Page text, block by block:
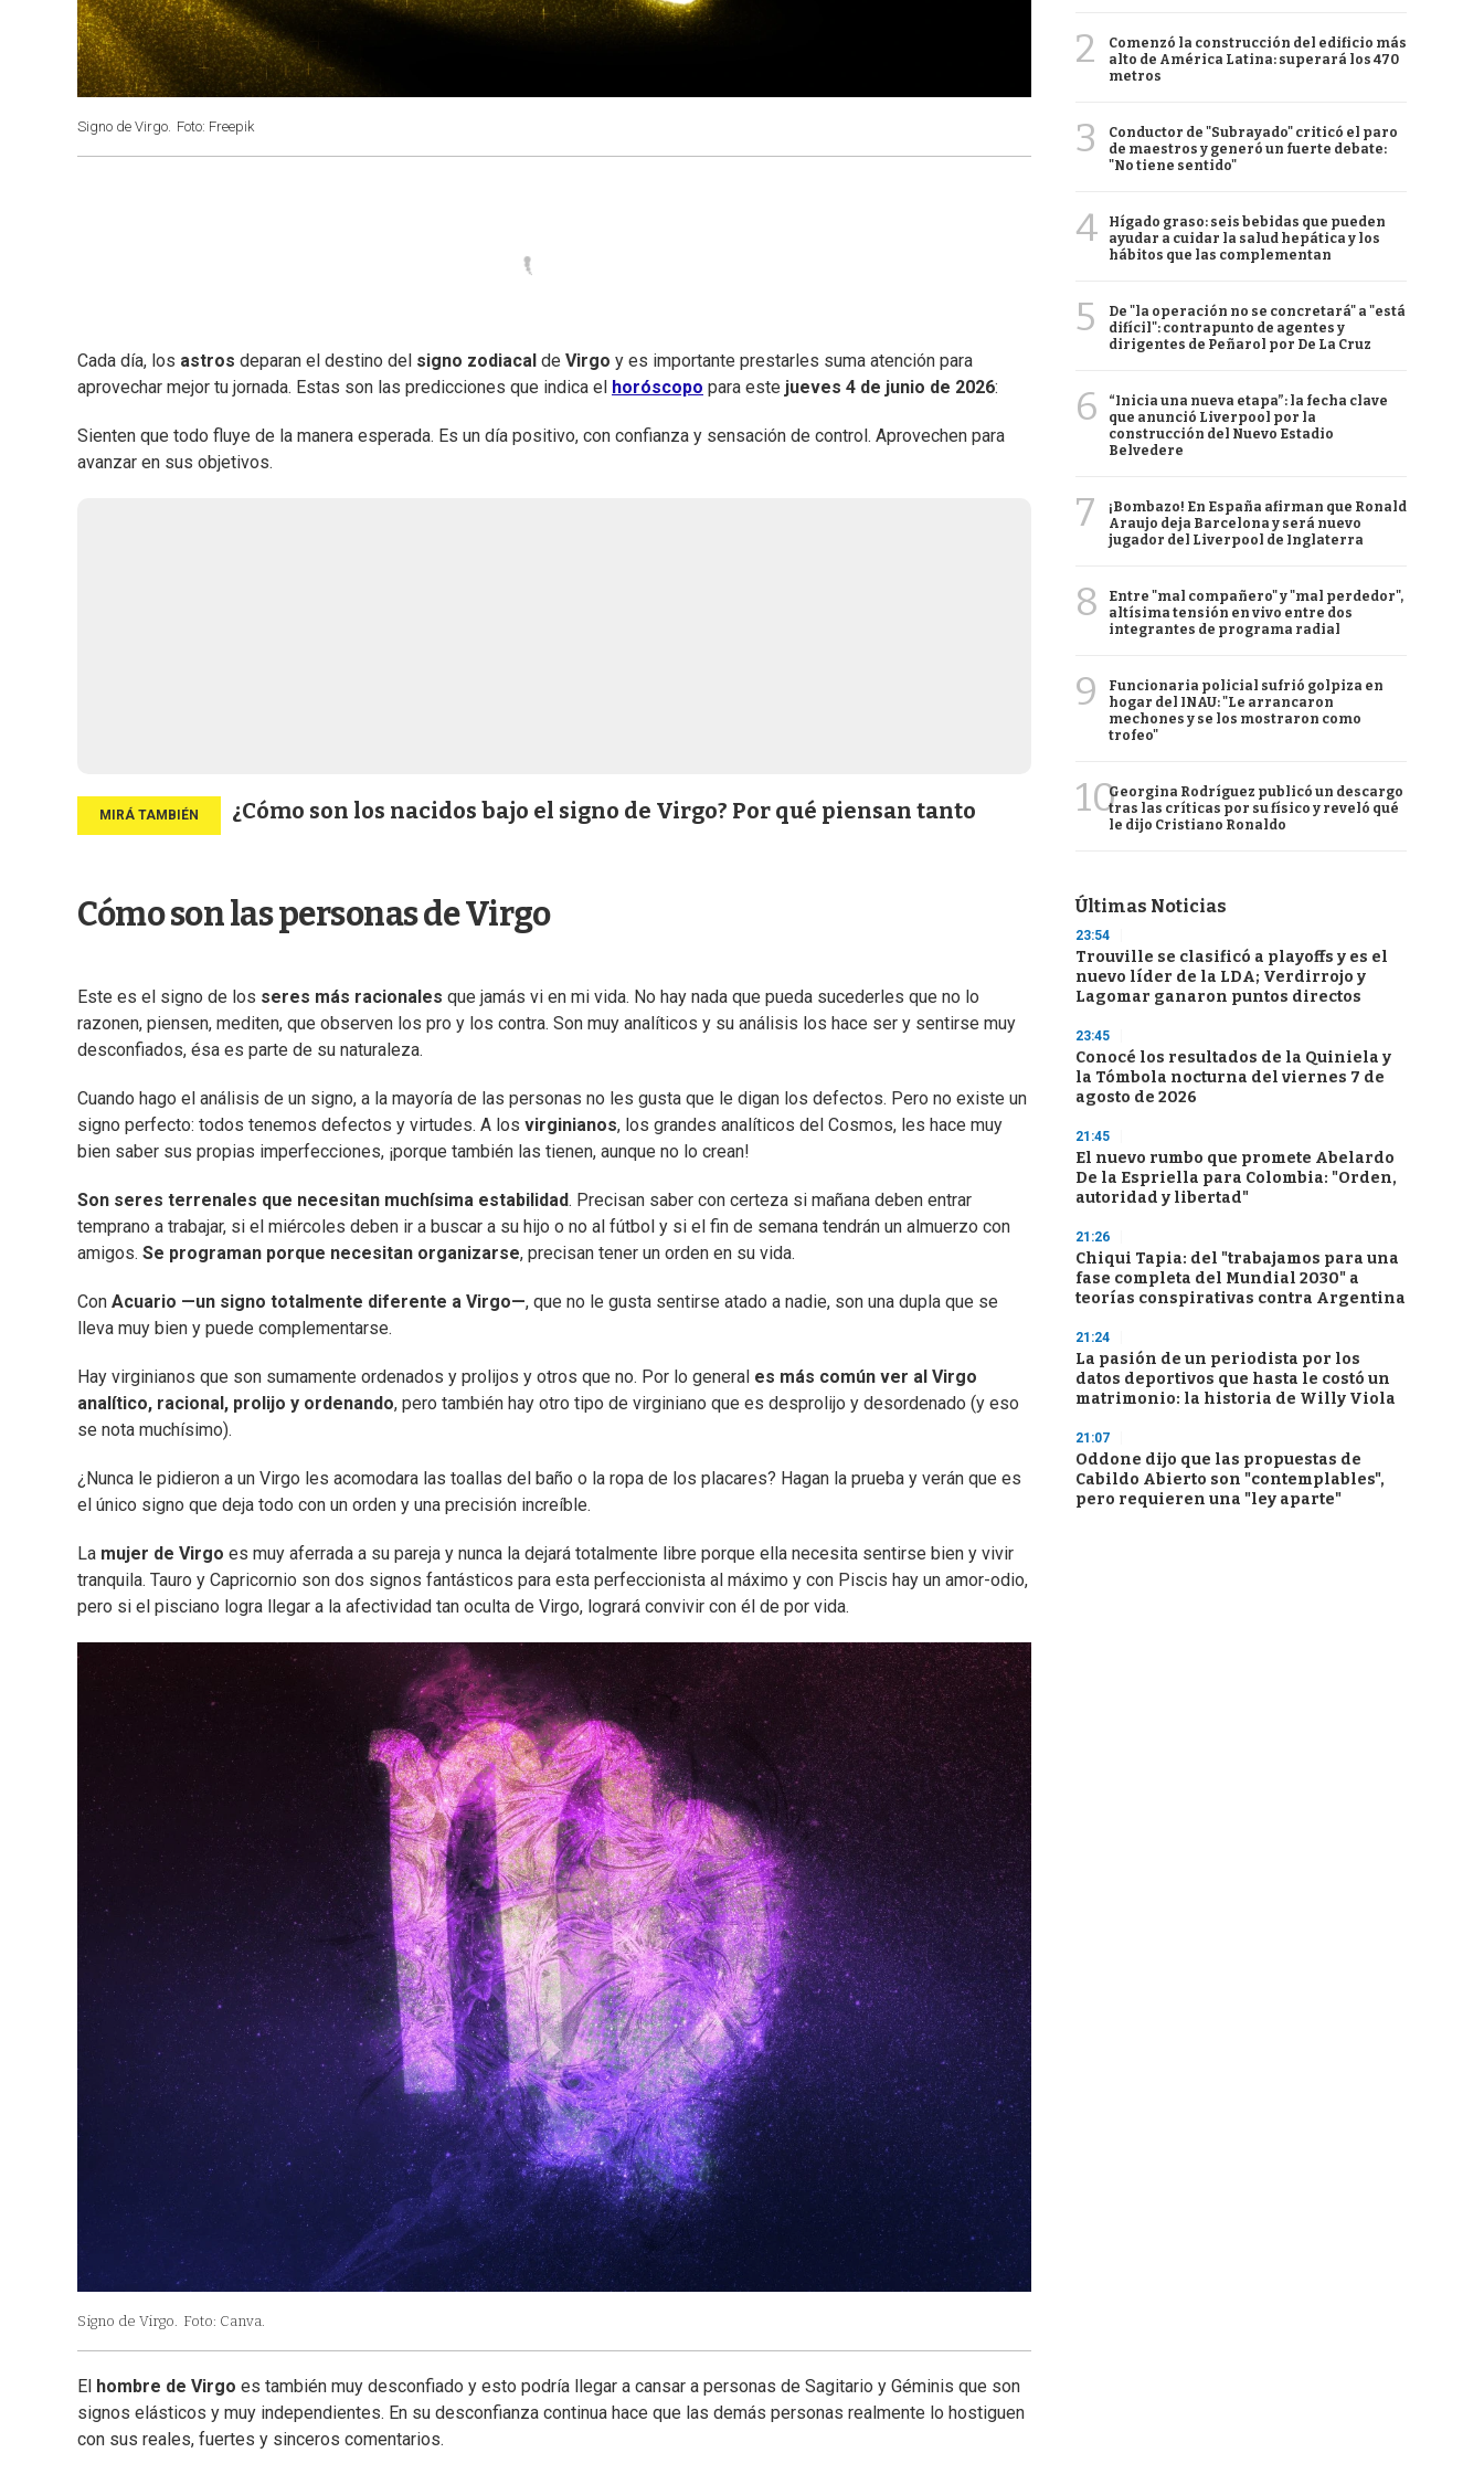
Signo de Virgo. Foto: Freepik
Cada día, los astros deparan el destino del signo zodiacal de Virgo y es importante prestarles suma atención para
aprovechar mejor tu jornada. Estas son las predicciones que indica el
horóscopo para este jueves 4 de junio de 2026:
Sienten que todo fluye de la manera esperada. Es un día positivo, con confianza y sensación de control. Aprovechen para
avanzar en sus objetivos.
¿Cómo son los nacidos bajo el signo de Virgo? Por qué piensan tanto
Cómo son las personas de Virgo
Este es el signo de los seres más racionales que jamás vi en mi vida. No hay nada que pueda sucederles que no lo
razonen, piensen, mediten, que observen los pro y los contra. Son muy analíticos y su análisis los hace ser y sentirse muy
desconfiados, ésa es parte de su naturaleza.
Cuando hago el análisis de un signo, a la mayoría de las personas no les gusta que le digan los defectos. Pero no existe un
signo perfecto: todos tenemos defectos y virtudes. A los virginianos, los grandes analíticos del Cosmos, les hace muy
bien saber sus propias imperfecciones, ¡porque también las tienen, aunque no lo crean!
Son seres terrenales que necesitan muchísima estabilidad. Precisan saber con certeza si mañana deben entrar
temprano a trabajar, si el miércoles deben ir a buscar a su hijo o no al fútbol y si el fin de semana tendrán un almuerzo con
amigos. Se programan porque necesitan organizarse, precisan tener un orden en su vida.
Con Acuario —un signo totalmente diferente a Virgo—, que no le gusta sentirse atado a nadie, son una dupla que se
lleva muy bien y puede complementarse.
Hay virginianos que son sumamente ordenados y prolijos y otros que no. Por lo general es más común ver al Virgo
analítico, racional, prolijo y ordenando, pero también hay otro tipo de virginiano que es desprolijo y desordenado (y eso
se nota muchísimo).
¿Nunca le pidieron a un Virgo les acomodara las toallas del baño o la ropa de los placares? Hagan la prueba y verán que es
el único signo que deja todo con un orden y una precisión increíble.
La mujer de Virgo es muy aferrada a su pareja y nunca la dejará totalmente libre porque ella necesita sentirse bien y vivir
tranquila. Tauro y Capricornio son dos signos fantásticos para esta perfeccionista al máximo y con Piscis hay un amor-odio,
pero si el pisciano logra llegar a la afectividad tan oculta de Virgo, logrará convivir con él de por vida.
Signo de Virgo. Foto: Canva.
El hombre de Virgo es también muy desconfiado y esto podría llegar a cansar a personas de Sagitario y Géminis que son
signos elásticos y muy independientes. En su desconfianza continua hace que las demás personas realmente lo hostiguen
con sus reales, fuertes y sinceros comentarios.
2
Comenzó la construcción del edificio más
alto de América Latina: superará los 470
metros
3
Conductor de "Subrayado" criticó el paro
de maestros y generó un fuerte debate:
"No tiene sentido"
4
Hígado graso: seis bebidas que pueden
ayudar a cuidar la salud hepática y los
hábitos que las complementan
5
De "la operación no se concretará" a "está
difícil": contrapunto de agentes y
dirigentes de Peñarol por De La Cruz
6
“Inicia una nueva etapa”: la fecha clave
que anunció Liverpool por la
construcción del Nuevo Estadio
Belvedere
7
¡Bombazo! En España afirman que Ronald
Araujo deja Barcelona y será nuevo
jugador del Liverpool de Inglaterra
8
Entre "mal compañero" y "mal perdedor",
altísima tensión en vivo entre dos
integrantes de programa radial
9
Funcionaria policial sufrió golpiza en
hogar del INAU: "Le arrancaron
mechones y se los mostraron como
trofeo"
10Georgina Rodríguez publicó un descargo
tras las críticas por su físico y reveló qué
le dijo Cristiano Ronaldo
Últimas Noticias
23:54
Trouville se clasificó a playoffs y es el
nuevo líder de la LDA; Verdirrojo y
Lagomar ganaron puntos directos
23:45
Conocé los resultados de la Quiniela y
la Tómbola nocturna del viernes 7 de
agosto de 2026
21:45
El nuevo rumbo que promete Abelardo
De la Espriella para Colombia: "Orden,
autoridad y libertad"
21:26
Chiqui Tapia: del "trabajamos para una
fase completa del Mundial 2030" a
teorías conspirativas contra Argentina
21:24
La pasión de un periodista por los
datos deportivos que hasta le costó un
matrimonio: la historia de Willy Viola
21:07
Oddone dijo que las propuestas de
Cabildo Abierto son "contemplables",
pero requieren una "ley aparte"